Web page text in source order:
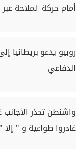
أمام حركة الملاحة
روبيو يدعو بريطانيا
الدفاعي
واشنطن تحذر الأجانب
غادروا طواعية و " إلا "